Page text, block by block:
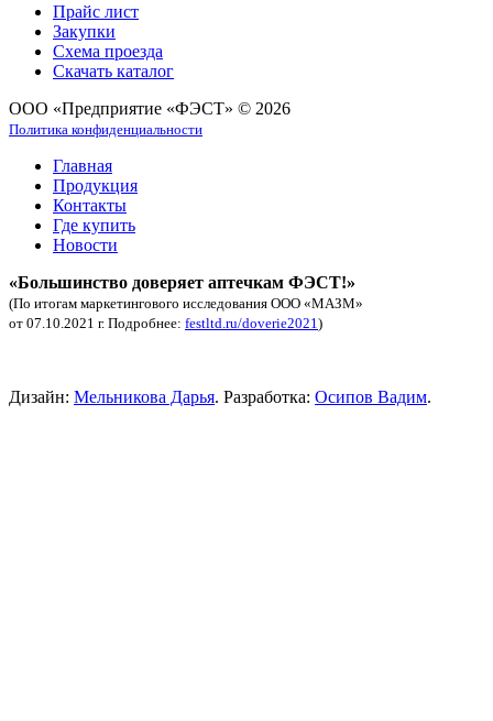
Прайс лист
Закупки
Схема проезда
Скачать каталог
ООО «Предприятие «ФЭСТ» © 2026
Политика конфиденциальности
Главная
Продукция
Контакты
Где купить
Новости
«Большинство доверяет аптечкам ФЭСТ!»
(По итогам маркетингового исследования ООО «МАЗМ»
от 07.10.2021 г. Подробнее: festltd.ru/doverie2021 )
Дизайн: Мельникова Дарья. Разработка: Осипов Вадим.